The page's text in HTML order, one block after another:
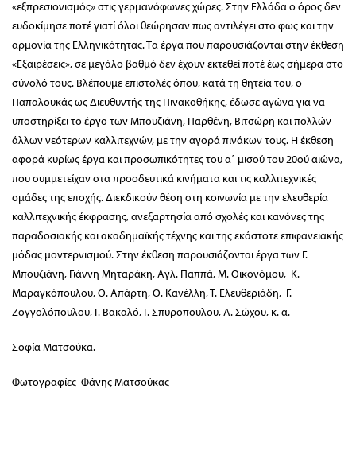
«εξπρεσιονισμός» στις γερμανόφωνες χώρες. Στην Ελλάδα ο όρος δεν
ευδοκίμησε ποτέ γιατί όλοι θεώρησαν πως αντιλέγει στο φως και την
αρμονία της Ελληνικότητας. Τα έργα που παρουσιάζονται στην έκθεση
«Εξαιρέσεις», σε μεγάλο βαθμό δεν έχουν εκτεθεί ποτέ έως σήμερα στο
σύνολό τους. Βλέπουμε επιστολές όπου, κατά τη θητεία του, ο
Παπαλουκάς ως Διευθυντής της Πινακοθήκης, έδωσε αγώνα για να
υποστηρίξει το έργο των Μπουζιάνη, Παρθένη, Βιτσώρη και πολλών
άλλων νεότερων καλλιτεχνών, με την αγορά πινάκων τους. Η έκθεση
αφορά κυρίως έργα και προσωπικότητες του α΄ μισού του 20ού αιώνα,
που συμμετείχαν στα προοδευτικά κινήματα και τις καλλιτεχνικές
ομάδες της εποχής. Διεκδικούν θέση στη κοινωνία με την ελευθερία
καλλιτεχνικής έκφρασης, ανεξαρτησία από σχολές και κανόνες της
παραδοσιακής και ακαδημαϊκής τέχνης και της εκάστοτε επιφανειακής
μόδας μοντερνισμού. Στην έκθεση παρουσιάζονται έργα των Γ.
Μπουζιάνη, Γιάννη Μηταράκη, Αγλ. Παππά, Μ. Οικονόμου, Κ.
Μαραγκόπουλου, Θ. Απάρτη, Ο. Κανέλλη, Τ. Ελευθεριάδη, Γ.
Ζογγολόπουλου, Γ. Βακαλό, Γ. Σπυροπουλου, Α. Σώχου, κ. α.
Σοφία Ματσούκα.
Φωτογραφίες Φάνης Ματσούκας